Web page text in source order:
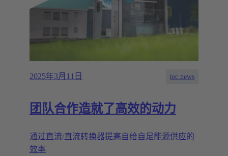
2025年3月11日 tec.news
团队合作造就了高效的动力
通过直流/直流转换器提高自给自足能源供应的
效率